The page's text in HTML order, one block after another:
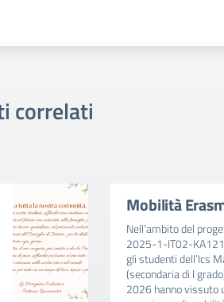
correlati
Mobilità
Nell’ambito del
2025-1-IT02-
gli studenti dell’Ics
(secondaria di I
2026 hanno vissuto